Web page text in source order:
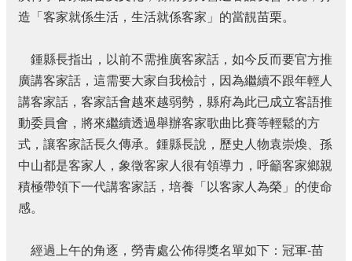
保
護
國
家
賠
償
事
件
處
理
造「客家就係生活，生活就係客家」的當靚苗栗。
鍾縣長指出，以前不需推廣客家話，如今反而要官方推
廣講客家話，這需要大家自我檢討，因為繼續不跟年輕人
講客家話，客家話會越來越弱勢，縣府為此已成立客語推
動委員會，將來繼續透過舉辦客家歌曲比賽等輕鬆的方
式，讓客家話長久傳承。鍾縣長說，歷史人物袁崇煥、孫
中山都是客家人，象徵客家人很有領導力，呼籲客家鄉親
積極帶領下一代講客家話，培養「以客家人為榮」的使命
感。
經過上午的角逐，勞青處公佈得獎名單如下：冠軍-苗